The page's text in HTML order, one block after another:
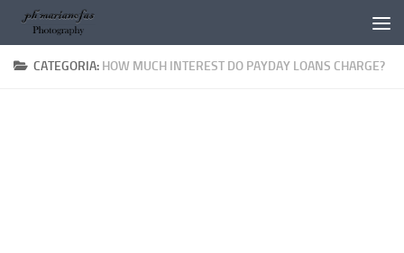
Salta al contenuto
CATEGORIA: HOW MUCH INTEREST DO PAYDAY LOANS CHARGE?